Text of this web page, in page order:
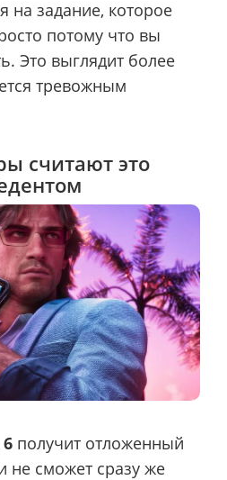
на задание, которое
потому что вы
Это выглядит более
тревожным
считают это
6 получит отложенный
не сможет сразу же